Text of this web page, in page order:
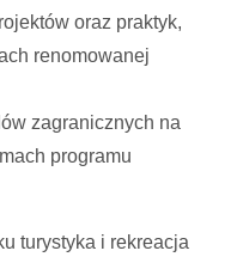
oraz praktyk,
renomowanej
zagranicznych na
programu
turystyka i rekreacja